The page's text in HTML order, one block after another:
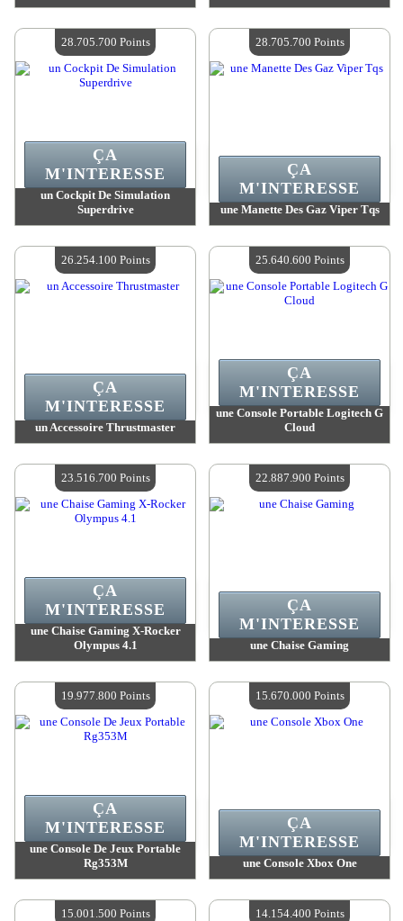
Quantité Disponible :4
Quantité Disponible :4
un Cockpit De Simulation
Superdrive
Quantité Disponible :4
ÇA
M'INTERESSE
28.705.700 Points
une Manette Des Gaz Viper Tqs
Quantité Disponible :4
ÇA
M'INTERESSE
28.705.700 Points
un Accessoire Thrustmaster
Quantité Disponible :4
ÇA
M'INTERESSE
26.254.100 Points
une Console Portable Logitech G
Cloud
Quantité Disponible :4
ÇA
M'INTERESSE
25.640.600 Points
une Chaise Gaming X-Rocker
Olympus 4.1
Quantité Disponible :4
ÇA
M'INTERESSE
23.516.700 Points
une Chaise Gaming
Quantité Disponible :4
ÇA
M'INTERESSE
22.887.900 Points
une Console De Jeux Portable
Rg353M
Quantité Disponible :4
ÇA
M'INTERESSE
19.977.800 Points
une Console Xbox One
Quantité Disponible :4
ÇA
M'INTERESSE
15.670.000 Points
15.001.500 Points 14.154.400 Points